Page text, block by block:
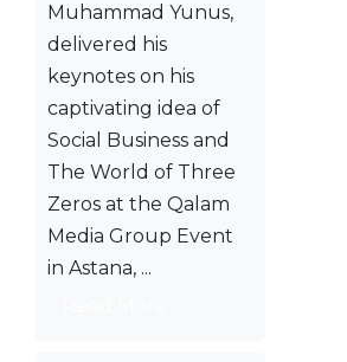
Muhammad Yunus,
delivered his
keynotes on his
captivating idea of
Social Business and
The World of Three
Zeros at the Qalam
Media Group Event
in Astana, ...